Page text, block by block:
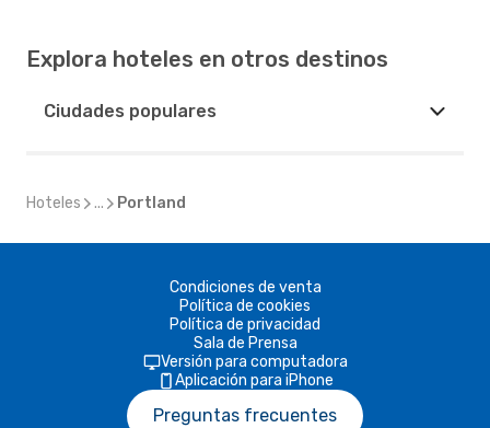
Explora hoteles en otros destinos
Ciudades populares
Hoteles ... Portland
Condiciones de venta
Política de cookies
Política de privacidad
Sala de Prensa
Versión para computadora
Aplicación para iPhone
Preguntas frecuentes